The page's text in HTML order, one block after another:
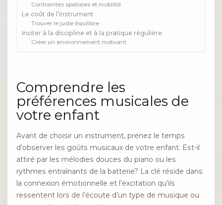
Contraintes spatiales et mobilité
Le coût de l’instrument
Trouver le juste équilibre
Inciter à la discipline et à la pratique régulière
Créer un environnement motivant
Comprendre les
préférences musicales de
votre enfant
Avant de choisir un instrument, prenez le temps
d’observer les goûts musicaux de votre enfant. Est-il
attiré par les mélodies douces du piano ou les
rythmes entraînants de la batterie? La clé réside dans
la connexion émotionnelle et l’excitation qu’ils
ressentent lors de l’écoute d’un type de musique ou